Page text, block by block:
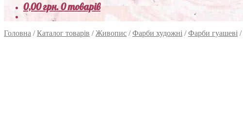
0,00грн.0 товарів
Головна /Каталог товарів /Живопис /Фарби художні /Фарби гуашеві /